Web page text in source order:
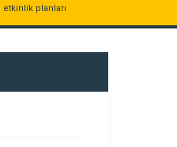
etkinlik planları